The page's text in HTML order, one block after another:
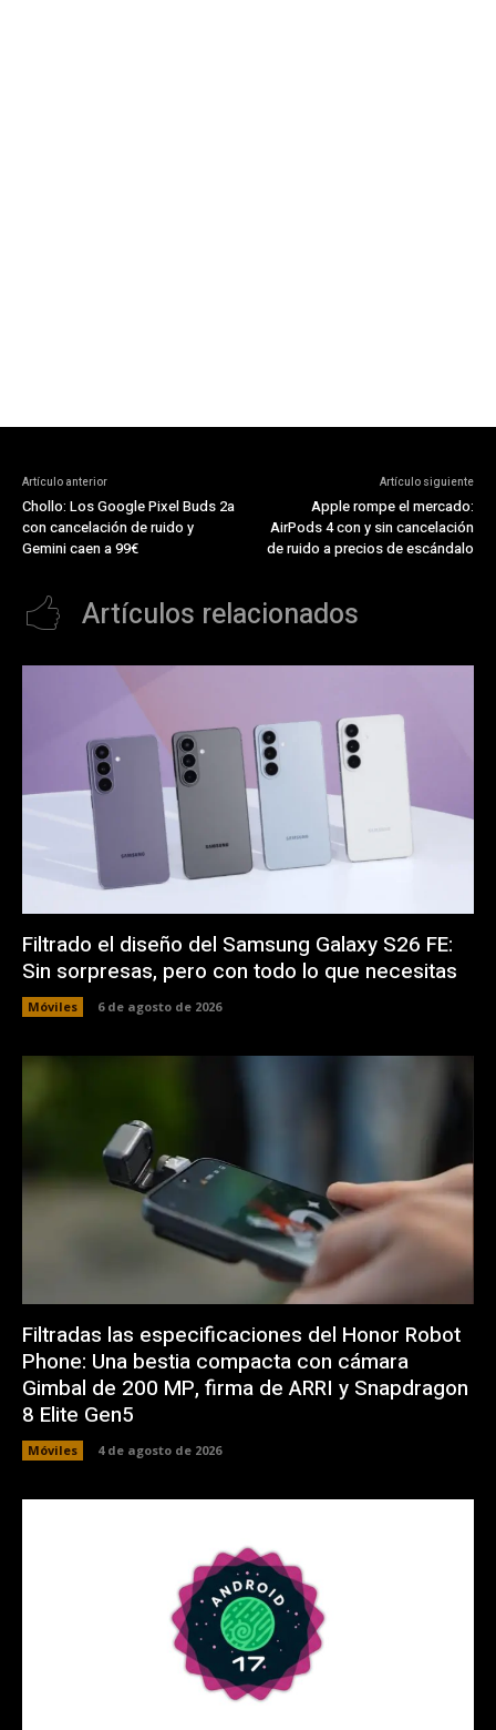
Artículo anterior
Chollo: Los Google Pixel Buds 2a
con cancelación de ruido y
Gemini caen a 99€
Artículo siguiente
Apple rompe el mercado:
AirPods 4 con y sin cancelación
de ruido a precios de escándalo
Artículos relacionados
Filtrado el diseño del Samsung Galaxy S26 FE:
Sin sorpresas, pero con todo lo que necesitas
Móviles 6 de agosto de 2026
Filtradas las especificaciones del Honor Robot
Phone: Una bestia compacta con cámara
Gimbal de 200 MP, firma de ARRI y Snapdragon
8 Elite Gen5
Móviles 4 de agosto de 2026